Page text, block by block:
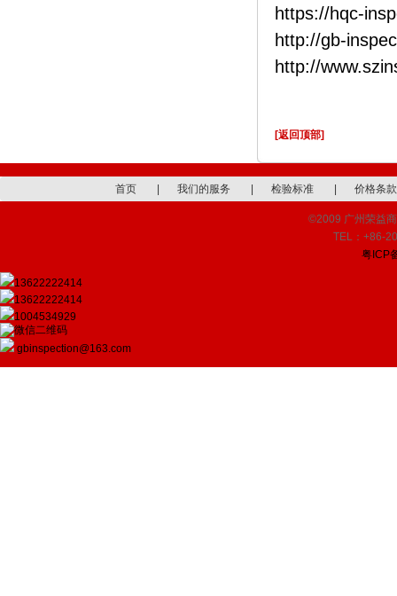
https://hqc-
http://gb-
http://
[返回顶部]
首页 我们的服务 检验标准 价格条款
©2009 广州荣益
TEL：+86-
粤ICP
13622222414
13622222414
1004534929
gbinspection@163.com